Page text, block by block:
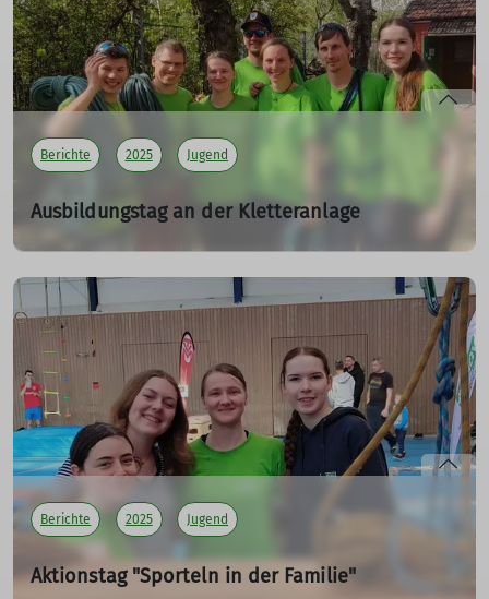
Am 21.2.25 startet unsere Tour in die Tuxer Alpen mit
dem Zug - klimafreundlich und zugleich
nervenschonend. Unsere Strecke führt über Ulm,
München und Kufstein nach Innsbruck.
mehr erfahren
Berichte
2025 Jugend
Ausbildungstag an der Kletteranlage
JDAV 03
Bei strahlendem Sonnenschein und angenehm warmem
Frühlingswetter fanden sich zahlreiche motivierte
Teilnehmer und Teilnehmerinnen am 5.4.2025 an der
Kletteranlage ein – ideale Bedingungen für einen
intensiven und abwechslungsreichen Ausbildungstag
rund um den Bergsport.
mehr erfahren
Berichte 2025 Jugend
Aktionstag "Sporteln in der Familie"